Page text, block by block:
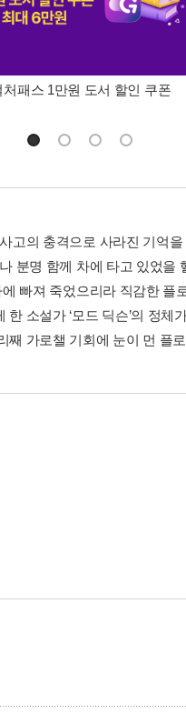
처패스 1만원 도서 할인 쿠폰
고의 충격으로 사라진 기억
분명 함께 차에 타고 있었을
빠져 죽었으리라 직감한 플
소설가 ‘모드 딕슨’의 정체
가로챌 기회에 눈이 먼 플